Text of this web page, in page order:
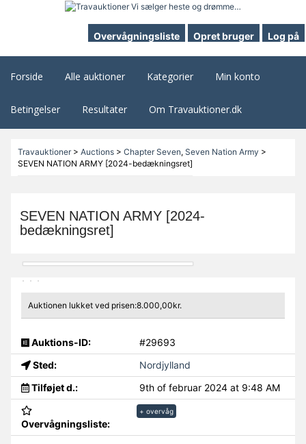
Overvågningsliste Opret bruger Log på
Forside Alle auktioner Kategorier Min konto
Betingelser Resultater Om Travauktioner.dk
Travauktioner> Auctions> Chapter Seven, Seven Nation Army >
SEVEN NATION ARMY [2024-bedækningsret]
SEVEN NATION ARMY [2024-
bedækningsret]
Auktionen lukket ved prisen:8.000,00kr.
Auktions-ID:
#29693
Sted:
Nordjylland
Tilføjet d.:
9th of februar 2024 at 9:48 AM
Overvågningsliste:
+ overvåg